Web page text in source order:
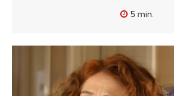
5 min.